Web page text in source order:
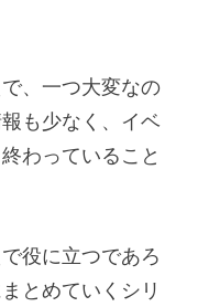
、一つ大変なの
も少なく、イベ
わっていること
役に立つであろ
とめていくシリ